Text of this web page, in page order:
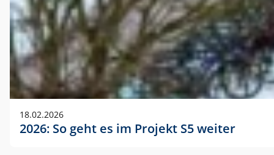
18.02.2026
2026: So geht es im Projekt S5 weiter